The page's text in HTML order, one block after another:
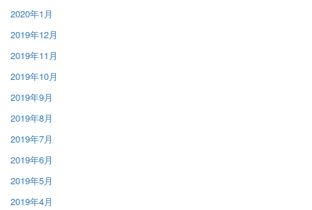
2020年1月
2019年12月
2019年11月
2019年10月
2019年9月
2019年8月
2019年7月
2019年6月
2019年5月
2019年4月